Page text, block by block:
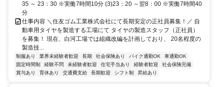
35 ～ 23：30 ※実働7時間10分 (3)23：20 ～翌8：00 ※実働7時間40
分
仕事内容 ＼住友ゴム工業株式会社にて長期安定の正社員募集！／ 自
動車用タイヤを製造する工場にて タイヤの製造スタッフ（正社員）
を募集！ 現在、白河工場では組織改編を計画しており、 20名程度の
製造技...
制服あり 業界未経験者歓迎 長期 社会保険あり バイク通勤OK
車通勤OK
固定時間制
経験不問 未経験者歓迎 住宅手当あり 経験者歓迎
社会保険完備
賞与あり
育休あり 交通費支給 長期歓迎 シフト制 昇給あり